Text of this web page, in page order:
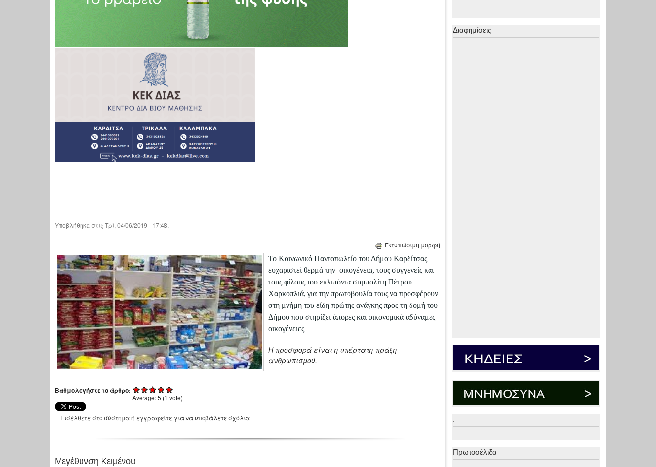
Υποβλήθηκε στις Τρί, 04/06/2019 - 17:48.
Εκτυπώσιμη μορφή
Το Κοινωνικό Παντοπωλείο του Δήμου Καρδίτσας
ευχαριστεί θερμά την οικογένεια, τους συγγενείς και
τους φίλους του εκλιπόντα συμπολίτη Πέτρου
Χαρκοπλιά, για την πρωτοβουλία τους να προσφέρουν
στη μνήμη του είδη πρώτης ανάγκης προς τη δομή του
Δήμου που στηρίζει άπορες και οικονομικά αδύναμες
οικογένειες
Η προσφορά είναι η υπέρτατη πράξη
ανθρωπισμού.
Βαθμολογήστε το άρθρο:
Average:5 (1 vote)
Εισέλθετε στο σύστημαή εγγραφείτε για να υποβάλετε σχόλια
Μεγέθυνση Κειμένου
Διαφημίσεις
.
.
Πρωτοσέλιδα